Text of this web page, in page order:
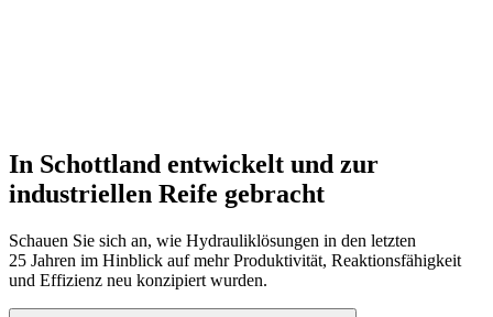
In Schottland entwickelt und zur
industriellen Reife gebracht
Schauen Sie sich an, wie Hydrauliklösungen in den letzten
25 Jahren im Hinblick auf mehr Produktivität, Reaktionsfähigkeit
und Effizienz neu konzipiert wurden.